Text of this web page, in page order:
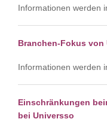
Informationen werden
Branchen-Fokus von
Informationen werden
Einschränkungen
bei Universso